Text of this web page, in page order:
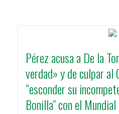
Pérez acusa a De la
verdad» y de culpar al
“esconder su
Bonilla” con el